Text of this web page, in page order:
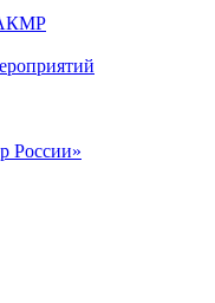
АКМР
России»